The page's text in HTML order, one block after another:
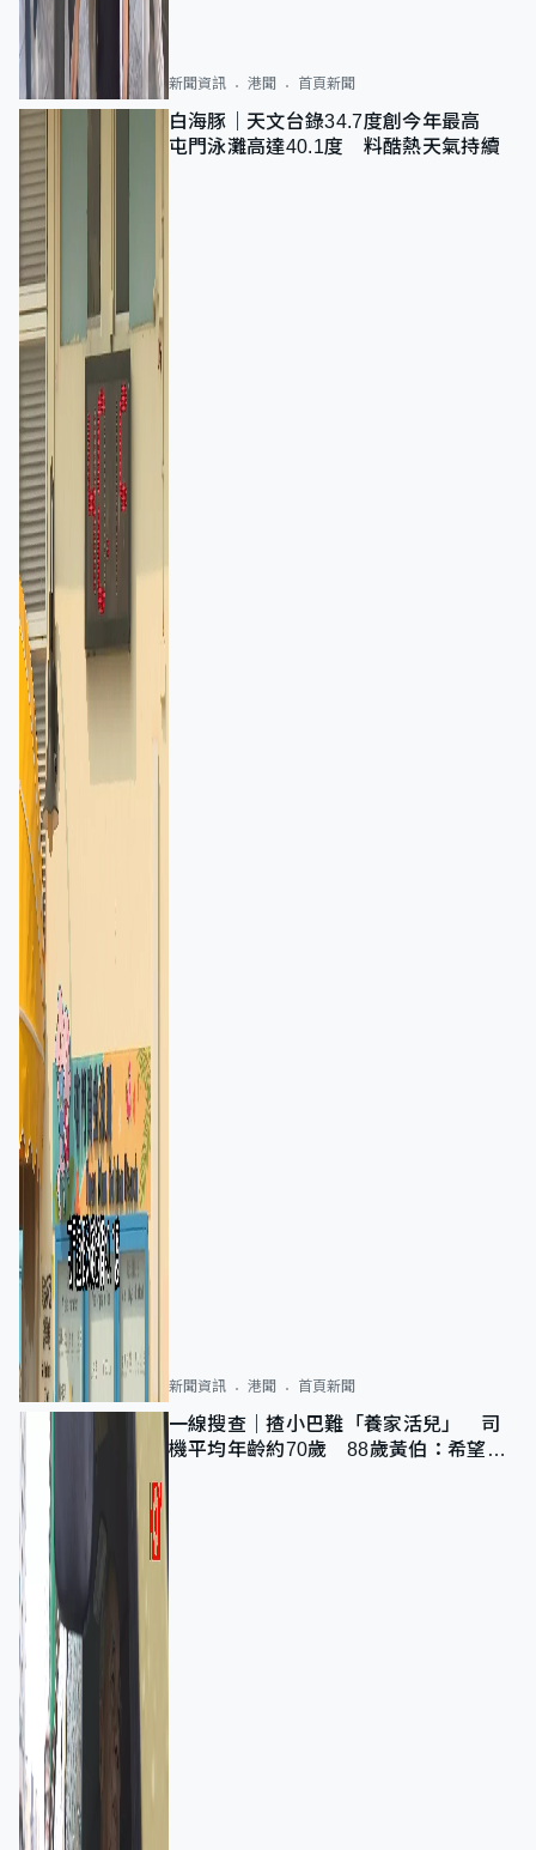
新聞資訊 港聞 首頁新聞
白海豚｜天文台錄34.7度創今年最高
屯門泳灘高達40.1度 料酷熱天氣持續
新聞資訊 港聞 首頁新聞
一線搜查｜揸小巴難「養家活兒」 司
機平均年齡約70歲 88歲黃伯：希望一